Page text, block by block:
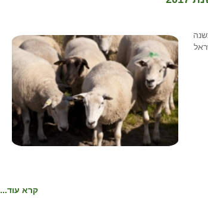
קרא עוד...